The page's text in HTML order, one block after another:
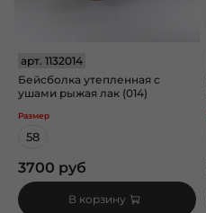
арт. 1132014
Бейсболка утепленная с
ушами рыжая лак (014)
Размер
58
3700 руб
В корзину